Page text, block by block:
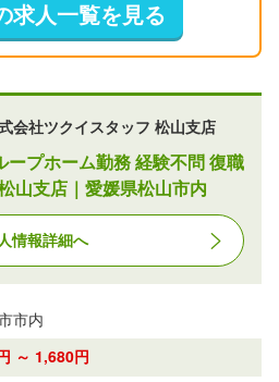
求人一覧を見る
会社ツクイスタッフ 松山支店
ープホーム勤務 経験不問 復職
山支店｜愛媛県松山市内
情報詳細へ
市内
～ 1,680円